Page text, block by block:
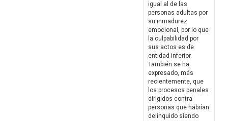
igual al de las
personas adultas por
su inmadurez
emocional, por lo que
la culpabilidad por
sus actos es de
entidad inferior.
También se ha
expresado, más
recientemente, que
los procesos penales
dirigidos contra
personas que habrían
delinquido siendo